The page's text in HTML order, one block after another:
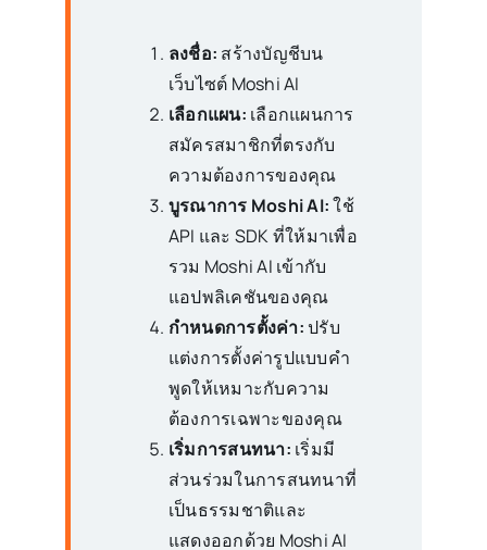
ลงชื่อ: สร้างบัญชีบน
เว็บไซต์ Moshi AI
เลือกแผน: เลือกแผนการ
สมัครสมาชิกที่ตรงกับ
ความต้องการของคุณ
บูรณาการ Moshi AI:ใช้
API และ SDK ที่ให้มาเพื่อ
รวม Moshi AI เข้ากับ
แอปพลิเคชันของคุณ
กำหนดการตั้งค่า:ปรับ
แต่งการตั้งค่ารูปแบบคำ
พูดให้เหมาะกับความ
ต้องการเฉพาะของคุณ
เริ่มการสนทนา: เริ่มมี
ส่วนร่วมในการสนทนาที่
เป็นธรรมชาติและ
แสดงออกด้วย Moshi AI